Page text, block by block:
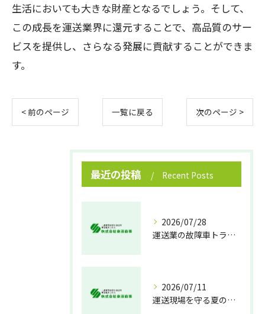
生活においても大きな財産となるでしょう。そして、
この成長を運送業界に還元することで、高品質のサー
ビスを提供し、さらなる発展に貢献することができま
す。
< 前のページ 一覧に戻る 次のページ >
最近の投稿 Recent Posts
2026/07/28
運送業の故障車トラブル即時対処法
2026/07/11
運送現場を守る夏の熱中症対策